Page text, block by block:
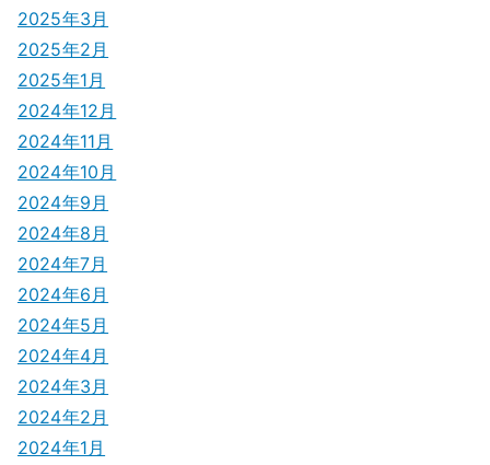
2025年3月
2025年2月
2025年1月
2024年12月
2024年11月
2024年10月
2024年9月
2024年8月
2024年7月
2024年6月
2024年5月
2024年4月
2024年3月
2024年2月
2024年1月